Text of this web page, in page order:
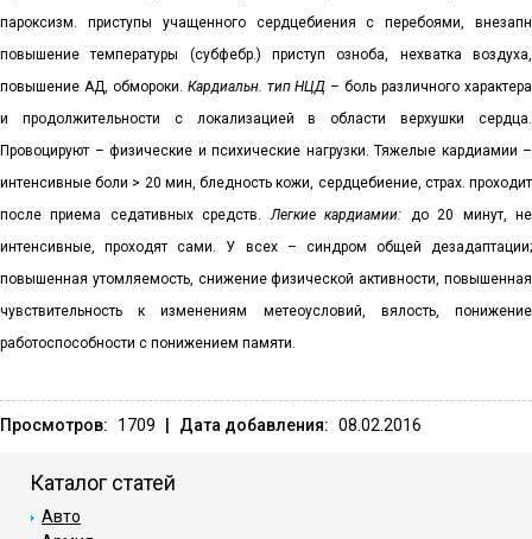
пароксизм. приступы учащенного сердцебиения с перебоями, внезапн
повышение температуры (субфебр.) приступ озноба, нехватка воздуха,
повышение АД, обмороки. Кардиальн. тип НЦД – боль различного характера
и продолжительности с локализацией в области верхушки сердца.
Провоцируют – физические и психические нагрузки. Тяжелые кардиамии –
интенсивные боли > 20 мин, бледность кожи, сердцебиение, страх. проходит
после приема седативных средств.Легкие кардиамии: до 20 минут, не
интенсивные, проходят сами. У всех – синдром общей дезадаптации;
повышенная утомляемость, снижение физической активности, повышенная
чувствительность к изменениям метеоусловий, вялость, понижение
работоспособности с понижением памяти.
Просмотров: 1709 Дата добавления: 08.02.2016
Каталог статей
Авто